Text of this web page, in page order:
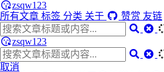
zsqw123
所有文章 标签 分类 关于 赞赏 友链
zsqw123
取消